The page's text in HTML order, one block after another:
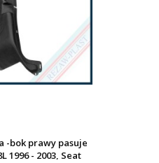
-bok prawy pasuje
1996 - 2003, Seat